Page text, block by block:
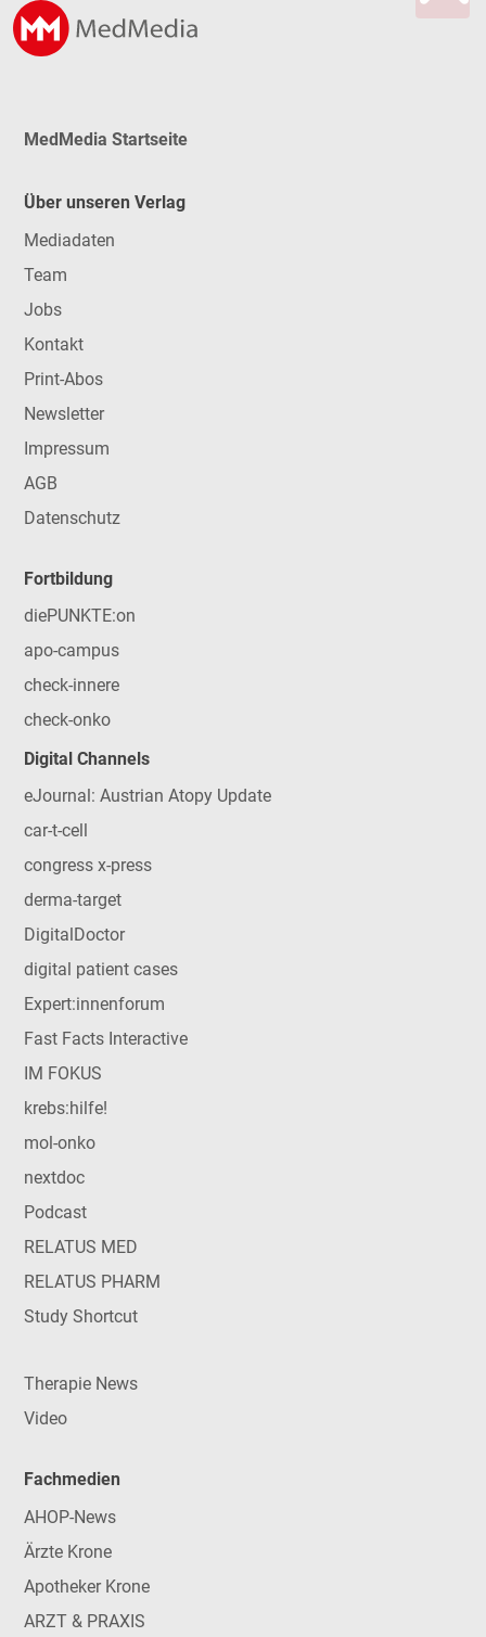
MedMedia Startseite
Über unseren Verlag
Mediadaten
Team
Jobs
Kontakt
Print-Abos
Newsletter
Impressum
AGB
Datenschutz
Fortbildung
diePUNKTE:on
apo-campus
check-innere
check-onko
Digital Channels
eJournal: Austrian Atopy Update
car-t-cell
congress x-press
derma-target
DigitalDoctor
digital patient cases
Expert:innenforum
Fast Facts Interactive
IM FOKUS
krebs:hilfe!
mol-onko
nextdoc
Podcast
RELATUS MED
RELATUS PHARM
Study Shortcut
Therapie News
Video
Fachmedien
AHOP-News
Ärzte Krone
Apotheker Krone
ARZT & PRAXIS